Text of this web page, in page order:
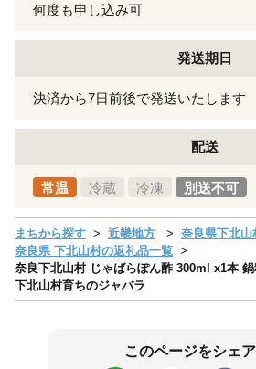
何度も申し込み可
発送期日
決済から7日前後で発送いたします
配送
常温 冷蔵 冷凍 別送不可
まちから探す 近畿地方
奈良県下北山
奈良県 下北山村の返礼品一覧
奈良下北山村 じゃばらぽん酢 300ml x1本
下北山村育ちのジャバラ
このページをシェ